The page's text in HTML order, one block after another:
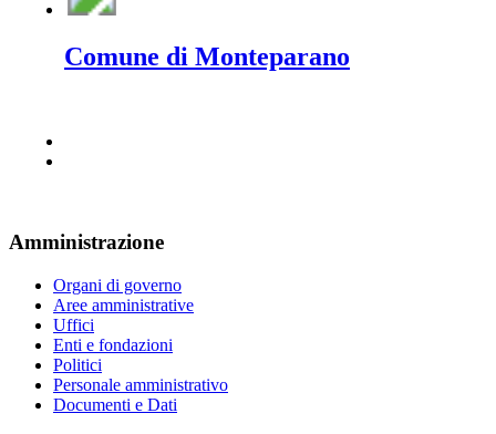
Comune di Monteparano
Amministrazione
Organi di governo
Aree amministrative
Uffici
Enti e fondazioni
Politici
Personale amministrativo
Documenti e Dati